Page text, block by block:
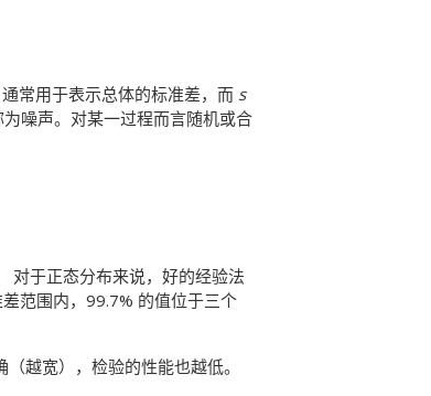
常用于表示总体的标准差，而 s
噪声。对某一过程而言随机或合
对于正态分布来说，好的经验法
范围内，99.7% 的值位于三个
越宽），检验的性能也越低。